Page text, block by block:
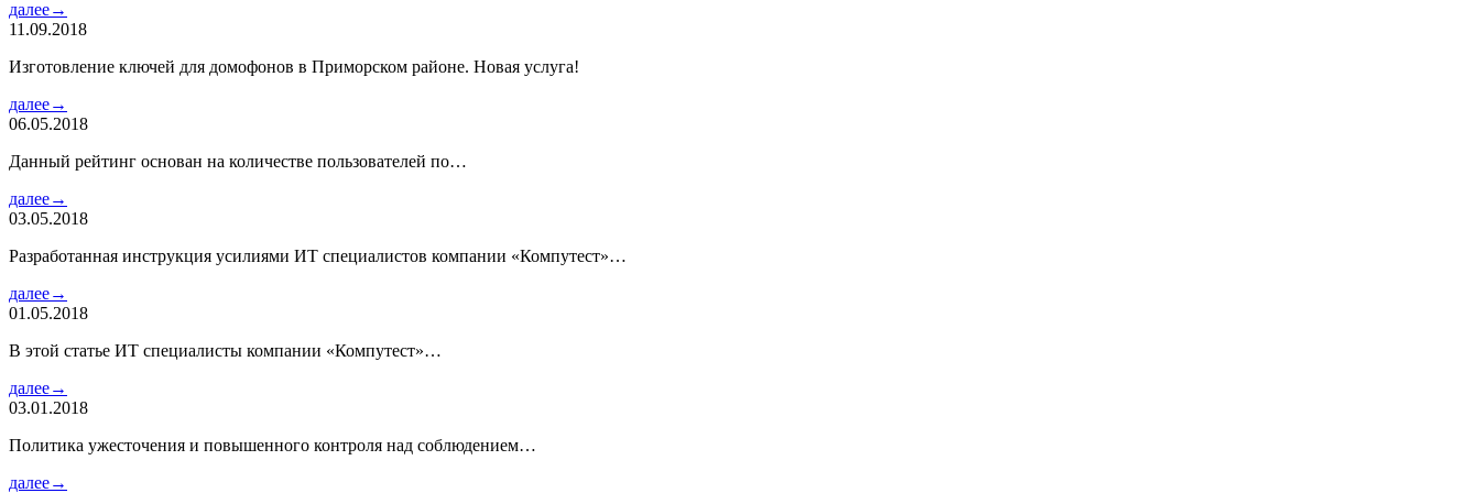
далее→
11.09.2018
Изготовление ключей для домофонов в Приморском районе. Новая услуга!
далее→
06.05.2018
Данный рейтинг основан на количестве пользователей по…
далее→
03.05.2018
Разработанная инструкция усилиями ИТ специалистов компании «Компутест»…
далее→
01.05.2018
В этой статье ИТ специалисты компании «Компутест»…
далее→
03.01.2018
Политика ужесточения и повышенного контроля над соблюдением…
далее→